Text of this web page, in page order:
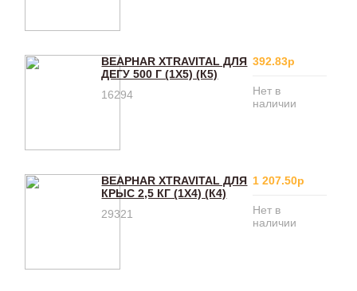
BEAPHAR XTRAVITAL ДЛЯ
ДЕГУ 500 Г (1Х5) (К5)
16294
392.83р
Нет в
наличии
BEAPHAR XTRAVITAL ДЛЯ
КРЫС 2,5 КГ (1Х4) (К4)
29321
1 207.50р
Нет в
наличии